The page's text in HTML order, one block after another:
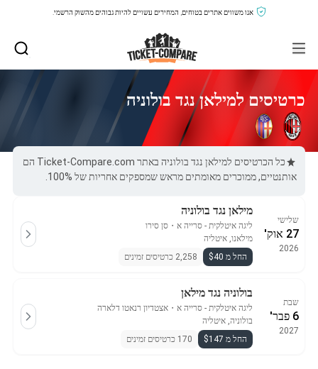
אנו משווים אתרים בטוחים, המחירים עשויים להיות גבוהים מהשוק הרשמי.
כרטיסים למילאן נגד בולוניה
כל הכרטיסים למילאן נגד בולוניה באתר Ticket-Compare.com הם
אותנטיים, ממוכרים מאומתים מראש שמספקים אחריות של 100%.
שלישי
27 אוק'
2026
מילאן נגד בולוניה
ליגה איטלקית - סרייה א ・ סן סירו
מילאנו, איטליה
החל מ $40
2,258 כרטיסים זמינים
שבת
6 פבר'
2027
בולוניה נגד מילאן
ליגה איטלקית - סרייה א ・ אצטדיון רנאטו דלארה
בולוניה, איטליה
החל מ $147
170 כרטיסים זמינים